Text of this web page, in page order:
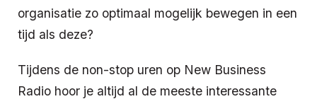
organisatie zo optimaal mogelijk bewegen in een
tijd als deze?
Tijdens de non-stop uren op New Business
Radio hoor je altijd al de meeste interessante